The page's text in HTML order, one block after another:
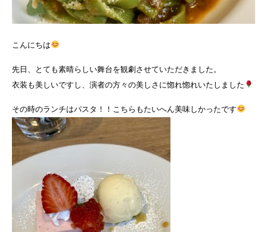
こんにちは
先日、とても素晴らしい舞台を観劇させていただきました。
衣装も美しいですし、演者の方々の美しさに惚れ惚れいたしました
その時のランチはパスタ！！こちらもたいへん美味しかったです